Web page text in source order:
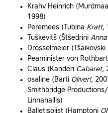
Krahv Heinrich (Murdmaa
1998)
Peremees (Tubina Kratt,
Tuškevitš (Štšedrini
Drosselmeier (Tšaikovski
Peaminister von
Claus (Kanderi Cabaret,
osaline (Barti Oliver!,
Smithbridge
Linnahallis)
Balletisolist (Hamptoni